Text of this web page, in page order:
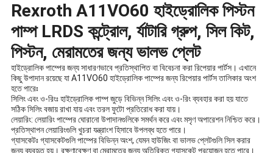
Rexroth A11VO60 হাইড্রোলিক পিস্টন
পাম্প LRDS কন্ট্রোল, র্যাটারি গ্রুপ, সিল কিট,
পিস্টন, মেরামতের জন্য ভালভ প্লেট
হাইড্রোলিক পাম্পের জন্য সাধারণভাবে প্রতিস্থাপিত বা বিবেচনা করা রিপেয়ার পার্টস। এখানে
কিছু উপাদান রয়েছে যা A11VO60 হাইড্রোলিক পাম্পের জন্য রিপেয়ার পার্টস তালিকার অংশ
হতে পারেঃ
সিলিং এবং ও-রিংঃ হাইড্রোলিক পাম্প জুড়ে বিভিন্ন সিলিং এবং ও-রিং ব্যবহার করা হয় যাতে
সঠিক সিলিং বজায় রাখা যায় এবং তরল ফুটো প্রতিরোধ করা যায়।
লেয়ারিং: লেয়ারিং পাম্পের ঘোরানো উপাদানগুলিকে সমর্থন করে এবং মসৃণ অপারেশন নিশ্চিত করে।
প্রতিস্থাপন লেয়ারিংগুলি খুচরা যন্ত্রাংশ হিসাবে উপলব্ধ হতে পারে।
গ্যাসকেটঃ গ্যাসকেটগুলি পাম্পের বিভিন্ন অংশ, যেমন হাউজিং বা ভালভ প্লেটগুলি সিল করার
জন্য ব্যবহৃত হয়। রক্ষণাবেক্ষণ বা মেরামতের জন্য অতিরিক্ত গ্যাসকেট প্রয়োজন হতে পারে।